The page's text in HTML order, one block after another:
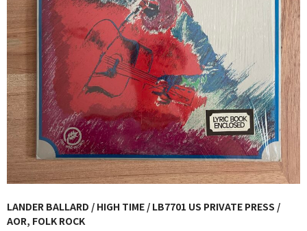
Categories
New Arrivals
新譜
GG RECORD （当店のレーベル）
全商品
JAZZ-US
BLUE NOTE
JAZZ-EU
LANDER BALLARD / HIGH TIME / LB7701 US PRIVATE PRESS /
AOR, FOLK ROCK